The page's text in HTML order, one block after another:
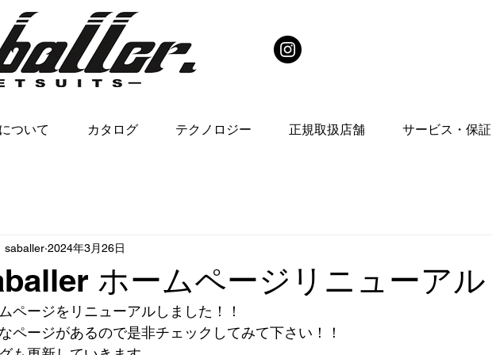
ついて カタログ テクノロジー 正規取扱店舗 サービス・保証
ホームページリニューアル
saballer 2024年3月26日
ページをリニューアルしました！！
ページがあるので是非チェックしてみて下さい！！